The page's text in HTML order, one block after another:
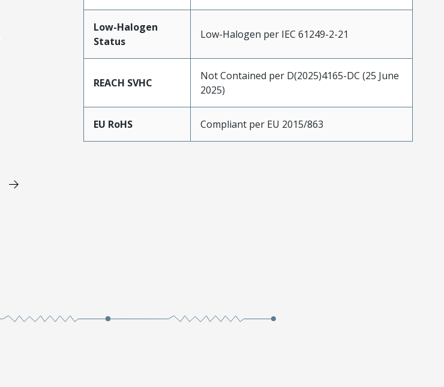
Low-Halogen
Status
Low-Halogen per IEC 61249-2-21
REACH SVHC
Not Contained per D(2025)4165-DC (25 June
2025)
EU RoHS Compliant per EU 2015/863